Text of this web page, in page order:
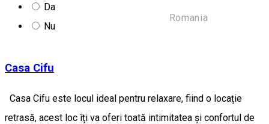
Da
Nu
Sat.Nuțeni ,nr.410, Harghita 537120, Romania
Casa Cifu
Casa Cifu este locul ideal pentru relaxare, fiind o locație
retrasă, acest loc îți va oferi toată intimitatea și confortul de